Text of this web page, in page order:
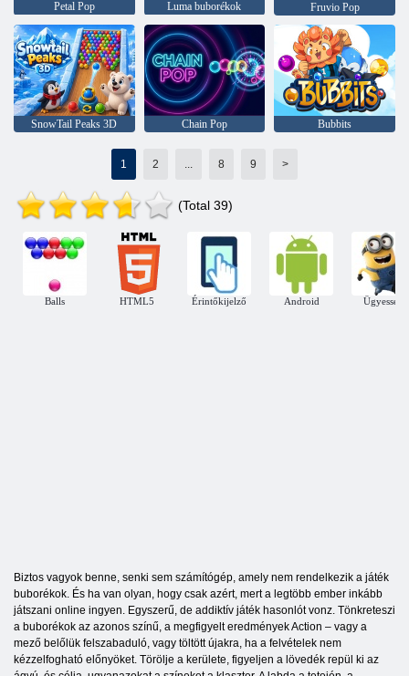
Petal Pop Luma buborékok Fruvio Pop
SnowTail Peaks 3D Chain Pop Bubbits
1 2 8 9 >
(Total 39)
Balls HTML5 Érintőkijelző Android Ügyesség
Biztos vagyok benne, senki sem számítógép, amely nem rendelkezik a játék
buborékok. És ha van olyan, hogy csak azért, mert a legtöbb ember inkább
játszani online ingyen. Egyszerű, de addiktív játék hasonlót vonz. Tönkreteszi
a buborékok az azonos színű, a megfigyelt eredmények Action – vagy a
mező belőlük felszabaduló, vagy töltött újakra, ha a felvételek nem
kézzelfogható előnyöket. Törölje a kerülete, figyeljen a lövedék repül ki az